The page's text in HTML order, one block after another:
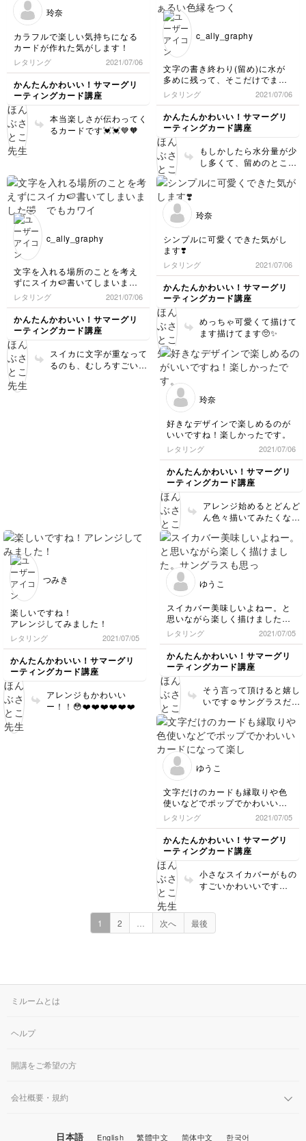
玲奈
カラフルで楽しい気持ちになる
カードが作れた気がします！
レタリング 2021/07/06
かんたんかわいい！サマーグリ
ーティングカード講座
本当楽しさが伝わってく
るカードです💓💓💙🧡
c_ally_graphy
文字の書き終わり(留め)に水が
多めに残って、そこだけでまぁ
るい色縁をつくってしまうので
すが、そんなものでしょうか…
🤔 この写真ですとHの縦線の
下部やにんべんの1画目などで
す。
レタリング 2021/07/06
かんたんかわいい！サマーグリ
ーティングカード講座
もしかしたら水分量が少
し多くて、留めのところ
かもです！それか、文字
も。もし水が溜まってし
ば、終わった後少しだけ
筆で余分な水分を拭うと
なくなると思います！
c_ally_graphy
文字を入れる場所のことを考え
ずにスイカ🍉書いてしまいまし
た🤣 でもカワイくできたので
満足です😊
レタリング 2021/07/06
かんたんかわいい！サマーグリ
ーティングカード講座
スイカに文字が重なって
るのも、むしろすごい良
玲奈
シンプルに可愛くできた気がし
ます❣️
レタリング 2021/07/06
かんたんかわいい！サマーグリ
ーティングカード講座
めっちゃ可愛くて描けて
ます描けてます🥺✨
玲奈
好きなデザインで楽しめるのが
いいですね！楽しかったです。
レタリング 2021/07/06
かんたんかわいい！サマーグリ
ーティングカード講座
アレンジ始めるとどんど
ん色々描いてみたくなり
つみき
楽しいですね！
アレンジしてみました！
レタリング 2021/07/05
かんたんかわいい！サマーグリ
ーティングカード講座
アレンジもかわいい
ー！！😳❤️❤️❤️❤️❤️❤️
ゆうこ
スイカバー美味しいよねー。と
思いながら楽しく描けました。
サングラスも思ったより簡単で
楽しそうな雰囲気に見えて、サ
トコ先生すごいなぁーと改めて
思いました。
レタリング 2021/07/05
かんたんかわいい！サマーグリ
ーティングカード講座
そう言って頂けると嬉し
いです☺️サングラスだけ
のでまた描いてみて下さ
いね❤️
ゆうこ
文字だけのカードも縁取りや色
使いなどでポップでかわいいカ
ードになって楽しかったです。
レタリング 2021/07/05
かんたんかわいい！サマーグリ
ーティングカード講座
小さなスイカバーがもの
すごいかわいいです
1 2 次へ 最後
ミルームとは
ヘルプ
開講をご希望の方
会社概要・規約
日本語 English 繁體中文 简体中文 한국어